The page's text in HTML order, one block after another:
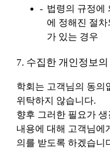
법령의 규정에
에 정해진 절
가 있는 경우
7. 수집한 개인정보
학회는 고객님의 동의
위탁하지 않습니다.
향후 그러한 필요가
내용에 대해 고객님에
의를 받도록 하겠습니